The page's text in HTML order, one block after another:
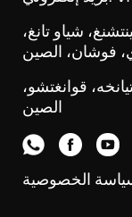
شياو تانغ،
فوشان، الصين
تيانخه، قوانغتشو،
الصين
الخصوصية